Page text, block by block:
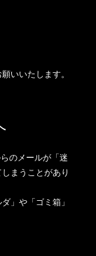
いいたします。
のメールが「迷
まうことがあり
」や「ゴミ箱」